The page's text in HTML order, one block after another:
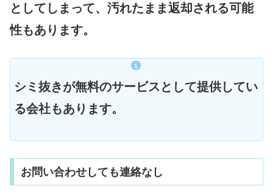
としてしまって、汚れたまま返却される可能
性もあります。
シミ抜きが無料のサービスとして提供してい
る会社もあります。
お問い合わせしても連絡なし